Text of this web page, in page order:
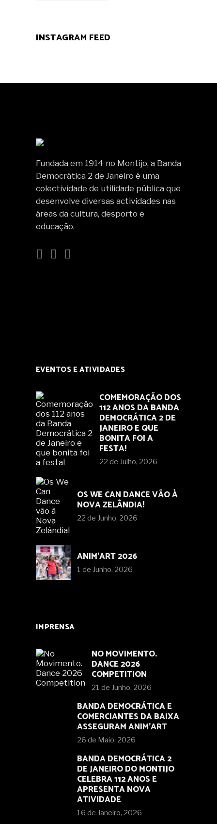
INSTAGRAM FEED
Fundada em 1914 no Montijo, a Banda
Democrática 2 de Janeiro é uma
colectividade de utilidade pública que
desenvolve diversas actividades nas
áreas da cultura, desporto e
educação.
EVENTOS E ATIVIDADES
COMEMORAÇÃO DOS
112 ANOS DA BANDA
DEMOCRÁTICA 2 DE
JANEIRO E QUE
BONITA FOI A
FESTA!
22 de Julho, 2026
OS WE CAN DANCE VÃO À
NOVA ZELÂNDIA!
22 de Junho, 2026
ANIM’ART 2026
1 de Junho, 2026
IMPRENSA
NO MOVIMENTO.
DANCE 2026
COMPETITION
21 de Junho, 2026
BANDA DEMOCRÁTICA E
COMERCIANTES DA BAIXA
ASSEGURAM ANIM’ART
26 de Maio, 2026
BANDA DEMOCRÁTICA 2
DE JANEIRO DO MONTIJO
CELEBRA 112 ANOS E
APRESENTA NOVA
ATIVIDADE
16 de Janeiro, 2026